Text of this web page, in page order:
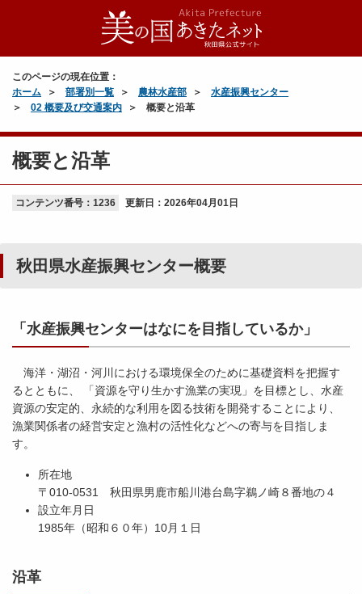
このページの現在位置：
ホーム
部署別一覧 農林水産部
水産振興センター
02 概要及び交通案内
概要と沿革
概要と沿革
コンテンツ番号：1236 更新日： 2026年04月01日
秋田県水産振興センター概要
「水産振興センターはなにを目指しているか」
海洋・湖沼・河川における環境保全のために基礎資料を把握す
るとともに、 「資源を守り生かす漁業の実現」を目標とし、水産
資源の安定的、永続的な利用を図る技術を開発することにより、
漁業関係者の経営安定と漁村の活性化などへの寄与を目指しま
す。
所在地
〒010-0531 秋田県男鹿市船川港台島字鵜ノ崎８番地の４
設立年月日
1985年（昭和６０年）10月１日
沿革